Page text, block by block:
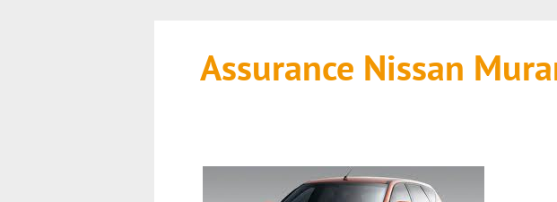
Assurance Nissan